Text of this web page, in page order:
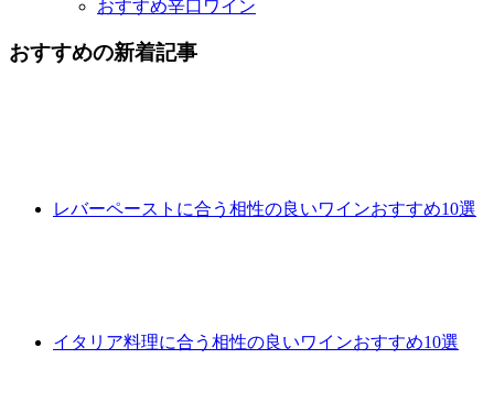
おすすめ辛口ワイン
おすすめの新着記事
レバーペーストに合う相性の良いワインおすすめ10選
イタリア料理に合う相性の良いワインおすすめ10選